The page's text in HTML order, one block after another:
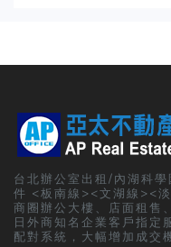
台北辦公室出租/內湖科
件 <板南線><文湖線><
商圈辦公大樓、店面租售
日外商知名企業客戶指定
配對系統，大幅增加成交